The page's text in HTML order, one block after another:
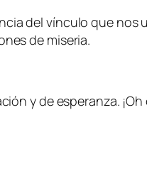
del vínculo que nos
de miseria.
y de esperanza.